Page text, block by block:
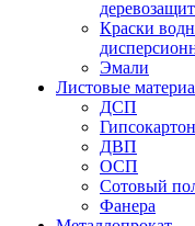
Краски
Эмали
Листовые
ДСП
Гипсокартон
ДВП
ОСП
Сотовый
Фанера